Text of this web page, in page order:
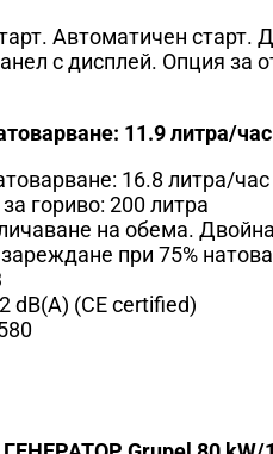
Автоматичен старт.
с дисплей. Опция за
11.9 литра/час
16.8 литра/час
гориво: 200 литра
на обема.
при 75%
dB(A) (CE certified)